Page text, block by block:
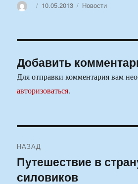
АвторОпубликовано
10.05.2013 Рубрики
Новости
Добавить
Для отправки комментария вам
авторизоваться.
по
записям
НАЗАД
Предыдущая
запись:
Путешествие в
силовиков